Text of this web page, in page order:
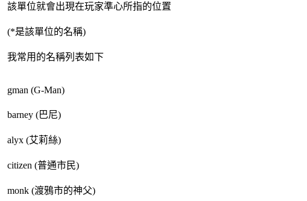
該單位就會出現在玩家準心所指的位置
(*是該單位的名稱)
我常用的名稱列表如下
gman (G-Man)
barney (巴尼)
alyx (艾莉絲)
citizen (普通市民)
monk (渡鴉市的神父)